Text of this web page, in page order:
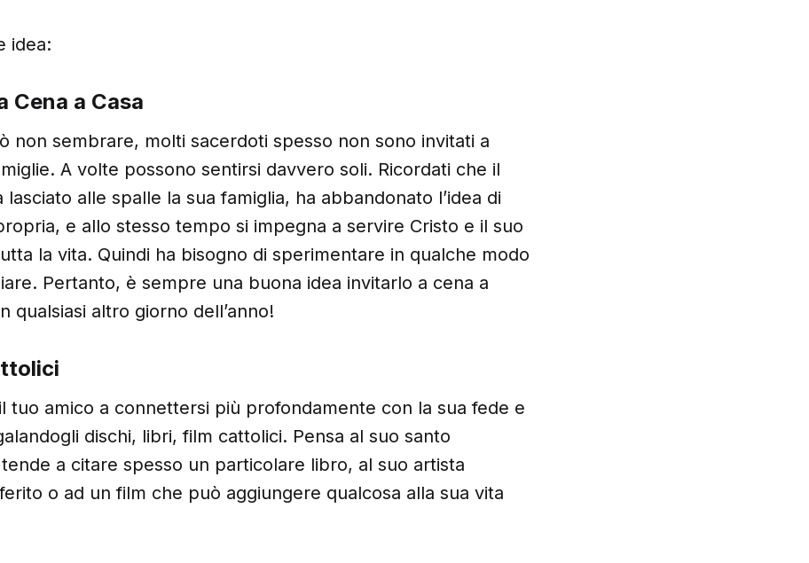
idea:
Cena a Casa
non sembrare, molti sacerdoti spesso non sono invitati a
A volte possono sentirsi davvero soli. Ricordati che il
lasciato alle spalle la sua famiglia, ha abbandonato l’idea di
e allo stesso tempo si impegna a servire Cristo e il suo
la vita. Quindi ha bisogno di sperimentare in qualche modo
Pertanto, è sempre una buona idea invitarlo a cena a
qualsiasi altro giorno dell’anno!
tuo amico a connettersi più profondamente con la sua fede e
dischi, libri, film cattolici. Pensa al suo santo
a citare spesso un particolare libro, al suo artista
o ad un film che può aggiungere qualcosa alla sua vita